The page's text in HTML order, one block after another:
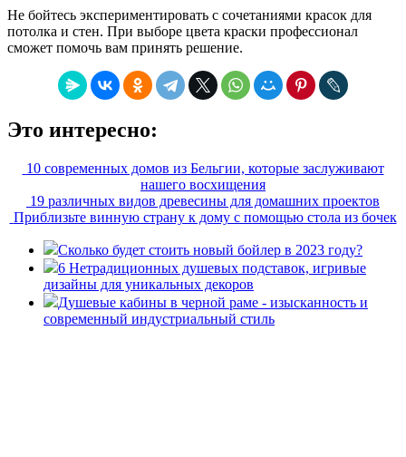
Не бойтесь экспериментировать с сочетаниями красок для
потолка и стен. При выборе цвета краски профессионал
сможет помочь вам принять решение.
Это интересно:
10 современных домов из Бельгии, которые заслуживают
нашего восхищения
19 различных видов древесины для домашних проектов
Приблизьте винную страну к дому с помощью стола из бочек
Сколько будет стоить новый бойлер в 2023 году?
6 Нетрадиционных душевых подставок, игривые
дизайны для уникальных декоров
Душевые кабины в черной раме - изысканность и
современный индустриальный стиль